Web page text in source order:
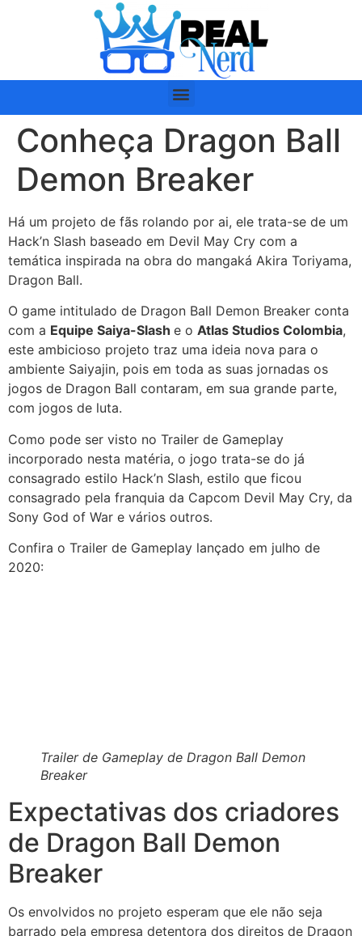
Conheça Dragon Ball
Demon Breaker
Há um projeto de fãs rolando por ai, ele trata-se de um
Hack’n Slash baseado em Devil May Cry com a
temática inspirada na obra do mangaká Akira Toriyama,
Dragon Ball.
O game intitulado de Dragon Ball Demon Breaker conta
com a Equipe Saiya-Slash e o Atlas Studios Colombia,
este ambicioso projeto traz uma ideia nova para o
ambiente Saiyajin, pois em toda as suas jornadas os
jogos de Dragon Ball contaram, em sua grande parte,
com jogos de luta.
Como pode ser visto no Trailer de Gameplay
incorporado nesta matéria, o jogo trata-se do já
consagrado estilo Hack’n Slash, estilo que ficou
consagrado pela franquia da Capcom Devil May Cry, da
Sony God of War e vários outros.
Confira o Trailer de Gameplay lançado em julho de
2020:
Trailer de Gameplay de Dragon Ball Demon
Breaker
Expectativas dos criadores
de Dragon Ball Demon
Breaker
Os envolvidos no projeto esperam que ele não seja
barrado pela empresa detentora dos direitos de Dragon